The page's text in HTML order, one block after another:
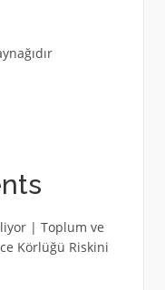
| Toplum ve
Körlüğü Riskini